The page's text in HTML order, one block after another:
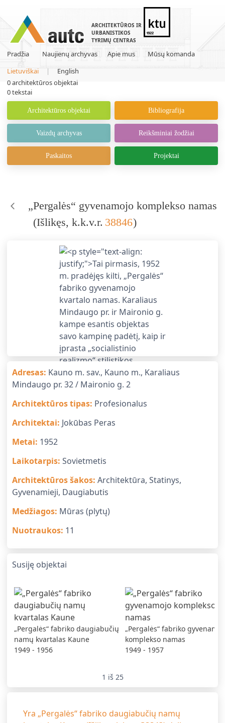
ARCHITEKTŪROS IR
URBANISTIKOS
TYRIMŲ CENTRAS
Pradžia Naujienų archyvas Apie mus
Mūsų komanda
Lietuviškai
|
English
0architektūros objektai
0tekstai
Architektūros objektai Bibliografija
Vaizdų archyvas Reikšminiai žodžiai
Paskaitos Projektai
„Pergalės“ gyvenamojo komplekso namas
(Išlikęs, k.k.v.r. 38846)
Adresas: Kauno m. sav., Kauno m., Karaliaus
Mindaugo pr. 32 / Maironio g. 2
Architektūros tipas: Profesionalus
Architektai: Jokūbas Peras
Metai: 1952
Laikotarpis: Sovietmetis
Architektūros šakos: Architektūra, Statinys,
Gyvenamieji, Daugiabutis
Medžiagos: Mūras (plytų)
Nuotraukos: 11
Susiję objektai
„Pergalės“ fabriko daugiabučių
namų kvartalas Kaune
1949 - 1956
„Pergalės“ fabriko
komplekso namas
1949 - 1957
1 iš 25
Yra „Pergalės“ fabriko daugiabučių namų